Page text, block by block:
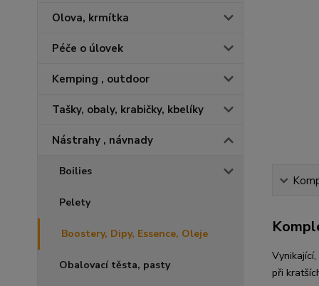
Olova, krmítka
Péče o úlovek
Kemping , outdoor
Tašky, obaly, krabičky, kbelíky
Nástrahy , návnady
Boilies
Pelety
Boostery, Dipy, Essence, Oleje
Obalovací těsta, pasty
při